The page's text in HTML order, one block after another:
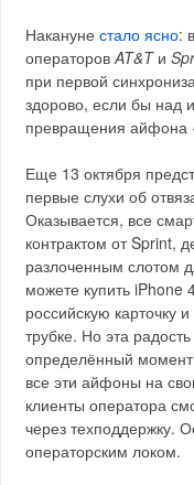
Наканунестало ясно:
операторовAT&Tи
при первой
здорово, если бы над
превращения айфона
Еще 13 октября
первые слухи об
Оказывается, все
контрактом от Sprint,
разлоченным слотом
можете купить iPhone
российскую карточку
трубке. Но эта
определённый момент
все эти айфоны на
клиенты оператора
через техподдержку.
операторским локом.